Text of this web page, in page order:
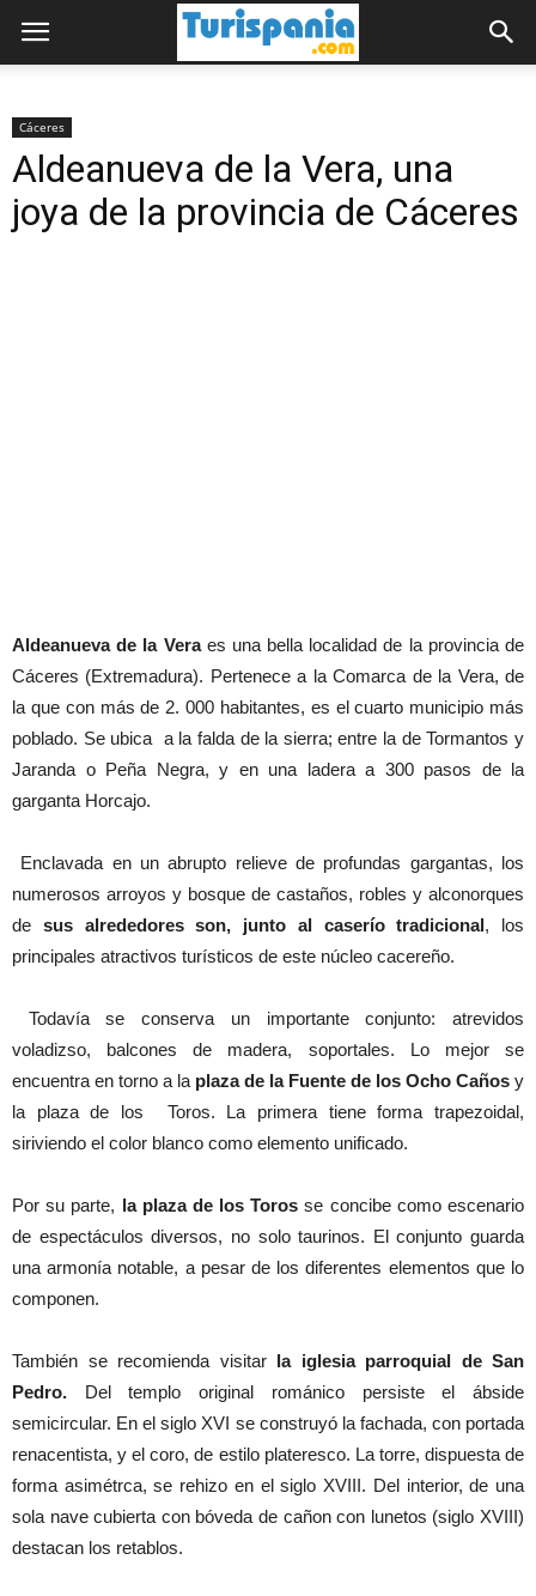
Cáceres
Aldeanueva de la Vera, una
joya de la provincia de Cáceres
Aldeanueva de la Veraes una bella localidad de la provincia de
Cáceres (Extremadura). Pertenece a la Comarca de la Vera, de
la que con más de 2. 000 habitantes, es el cuarto municipio más
poblado. Se ubica a la falda de la sierra; entre la de Tormantos y
Jaranda o Peña Negra, y en una ladera a 300 pasos de la
garganta Horcajo.
Enclavada en un abrupto relieve de profundas gargantas, los
numerosos arroyos y bosque de castaños, robles y alconorques
de sus alrededores son, junto al caserío tradicional , los
principales atractivos turísticos de este núcleo cacereño.
Todavía se conserva un importante conjunto: atrevidos
voladizso, balcones de madera, soportales. Lo mejor se
encuentra en torno a la plaza de la Fuente de los Ocho Caños y
la plaza de los Toros. La primera tiene forma trapezoidal,
siriviendo el color blanco como elemento unificado.
Por su parte, la plaza de los Toros se concibe como escenario
de espectáculos diversos, no solo taurinos. El conjunto guarda
una armonía notable, a pesar de los diferentes elementos que lo
componen.
También se recomienda visitarla iglesia parroquial de San
Pedro. Del templo original románico persiste el ábside
semicircular. En el siglo XVI se construyó la fachada, con portada
renacentista, y el coro, de estilo plateresco. La torre, dispuesta de
forma asimétrca, se rehizo en el siglo XVIII. Del interior, de una
sola nave cubierta con bóveda de cañon con lunetos (siglo XVIII)
destacan los retablos.